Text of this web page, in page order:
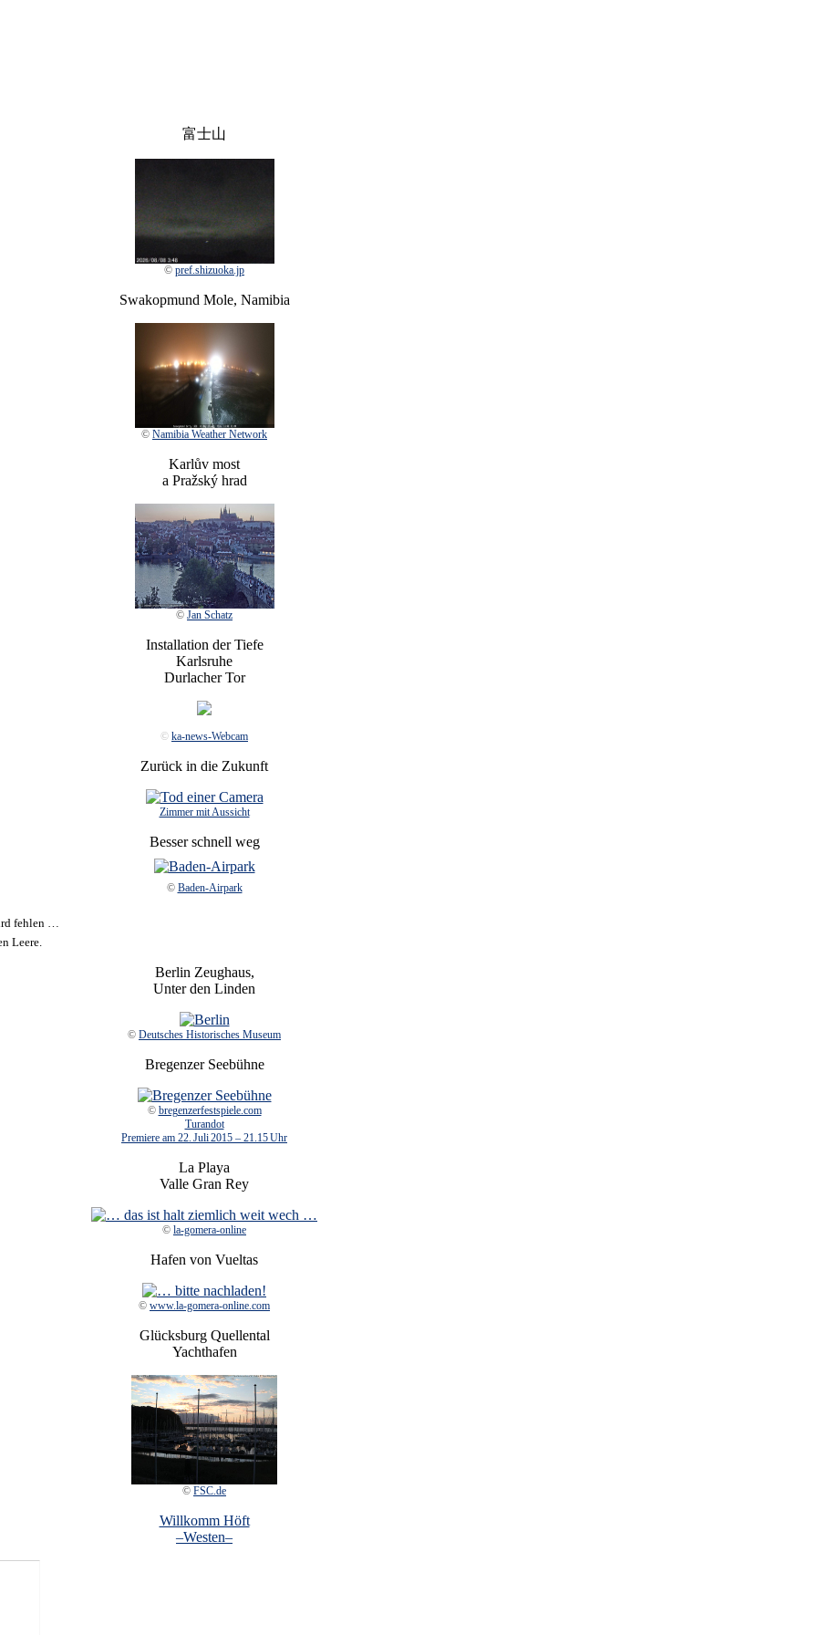
富士山
© pref.shizuoka.jp
Swakopmund Mole, Namibia
© Namibia Weather Network
Karlův most
a Pražský hrad
© Jan Schatz
Installation der Tiefe
Karlsruhe
Durlacher Tor
© ka-news-Webcam
Zurück in die Zukunft
Zimmer mit Aussicht
Besser schnell weg
© Baden-Airpark
fehlen …
Leere.
Berlin Zeughaus,
Unter den Linden
© Deutsches Historisches Museum
Bregenzer Seebühne
© bregenzerfestspiele.com
Turandot
Premiere am 22. Juli 2015 – 21.15 Uhr
La Playa
Valle Gran Rey
© la-gomera-online
Hafen von Vueltas
© www.la-gomera-online.com
Glücksburg Quellental
Yachthafen
© FSC.de
Willkomm Höft
–Westen–